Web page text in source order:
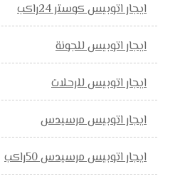
ايجار اتوبيس كوستر 24راكب
ايجار اتوبيس للجونة
ايجار اتوبيس للرحلات
ايجار اتوبيس مرسيدس
ايجار اتوبيس مرسيدس 50راكب